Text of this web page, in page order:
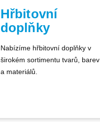
Hřbitovní
doplňky
Nabízíme hřbitovní doplňky v
širokém sortimentu tvarů, barev
a materiálů.